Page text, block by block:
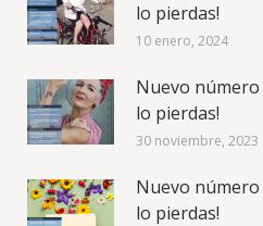
lo pierdas!
10 enero, 2024
Nuevo número
lo pierdas!
30 noviembre, 2023
Nuevo número
lo pierdas!